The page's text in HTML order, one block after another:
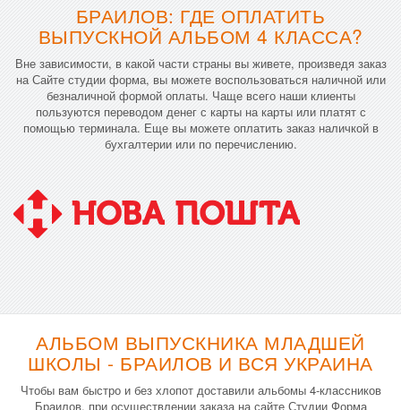
БРАИЛОВ: ГДЕ ОПЛАТИТЬ
ВЫПУСКНОЙ АЛЬБОМ 4 КЛАССА?
Вне зависимости, в какой части страны вы живете, произведя заказ
на Сайте студии форма, вы можете воспользоваться наличной или
безналичной формой оплаты. Чаще всего наши клиенты
пользуются переводом денег с карты на карты или платят с
помощью терминала. Еще вы можете оплатить заказ наличкой в
бухгалтерии или по перечислению.
АЛЬБОМ ВЫПУСКНИКА МЛАДШЕЙ
ШКОЛЫ - БРАИЛОВ И ВСЯ УКРАИНА
Чтобы вам быстро и без хлопот доставили альбомы 4-классников
Браилов, при осуществлении заказа на сайте Студии Форма